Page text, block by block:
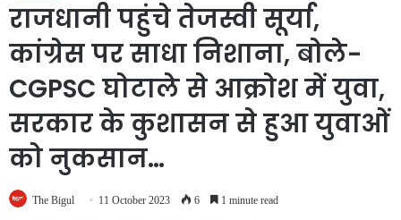
राजधानी पहुंचे तेजस्वी सूर्या,
कांग्रेस पर साधा निशाना, बोले-
CGPSC घोटाले से आक्रोश में युवा,
सरकार के कुशासन से हुआ युवाओं
को नुकसान…
The Bigul 11 October 2023 6 1 minute read